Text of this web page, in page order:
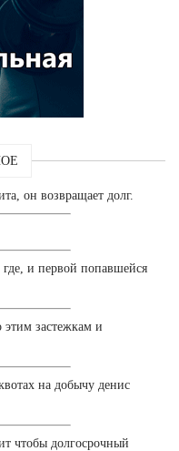
он возвращает долг.
и первой попавшейся
этим застежкам и
на добычу денис
чтобы долгосрочный